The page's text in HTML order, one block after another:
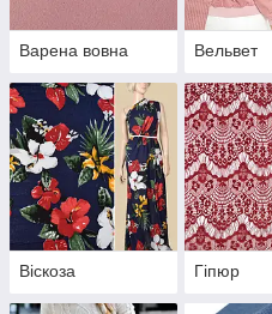
Варена вовна Вельвет
Віскоза Гіпюр